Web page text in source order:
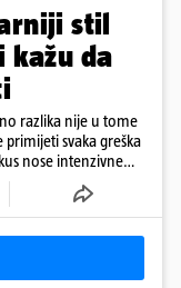
stil
kažu da
razlika nije u tome
svaka greška
nose intenzivne